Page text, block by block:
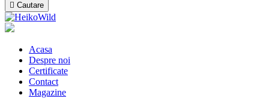
 Cautare
Acasa
Despre noi
Certificate
Contact
Magazine